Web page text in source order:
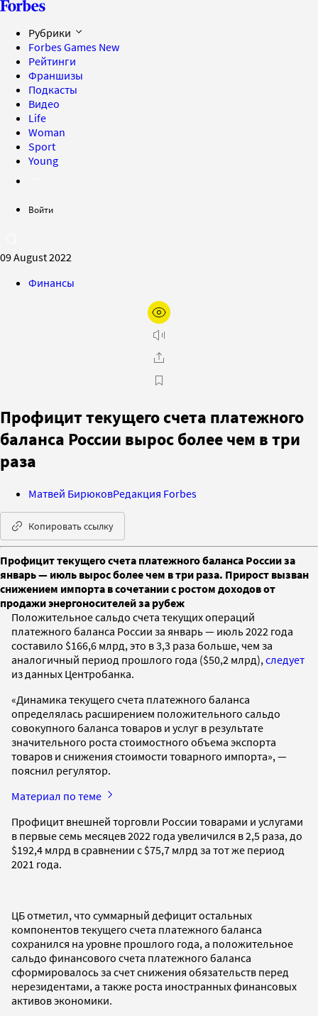
Рубрики
Forbes Games New
Рейтинги
Франшизы
Подкасты
Видео
Life
Woman
Sport
Young
Войти
09 August 2022
Финансы
Профицит текущего счета платежного
баланса России вырос более чем в три
раза
Матвей БирюковРедакция Forbes
Копировать ссылку
Профицит текущего счета платежного баланса России за
январь — июль вырос более чем в три раза. Прирост вызван
снижением импорта в сочетании с ростом доходов от
продажи энергоносителей за рубеж
Положительное сальдо счета текущих операций
платежного баланса России за январь — июль 2022 года
составило $166,6 млрд, это в 3,3 раза больше, чем за
аналогичный период прошлого года ($50,2 млрд), следует
из данных Центробанка.
«Динамика текущего счета платежного баланса
определялась расширением положительного сальдо
совокупного баланса товаров и услуг в результате
значительного роста стоимостного объема экспорта
товаров и снижения стоимости товарного импорта», —
пояснил регулятор.
Материал по теме
Профицит внешней торговли России товарами и услугами
в первые семь месяцев 2022 года увеличился в 2,5 раза, до
$192,4 млрд в сравнении с $75,7 млрд за тот же период
2021 года.
ЦБ отметил, что суммарный дефицит остальных
компонентов текущего счета платежного баланса
сохранился на уровне прошлого года, а положительное
сальдо финансового счета платежного баланса
сформировалось за счет снижения обязательств перед
нерезидентами, а также роста иностранных финансовых
активов экономики.